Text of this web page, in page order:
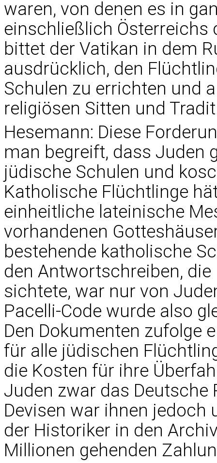
waren, von denen es in
einschließlich Österreichs
bittet der Vatikan in dem
ausdrücklich, den
Schulen zu errichten und
religiösen Sitten und
Hesemann: Diese
man begreift, dass Juden
jüdische Schulen und
Katholische Flüchtlinge
einheitliche lateinische
vorhandenen
bestehende katholische
den Antwortschreiben,
sichtete, war nur von
Pacelli-Code wurde also
Den Dokumenten zufolge
für alle jüdischen
die Kosten für ihre
Juden zwar das Deutsche
Devisen war ihnen
der Historiker in den
Millionen gehenden